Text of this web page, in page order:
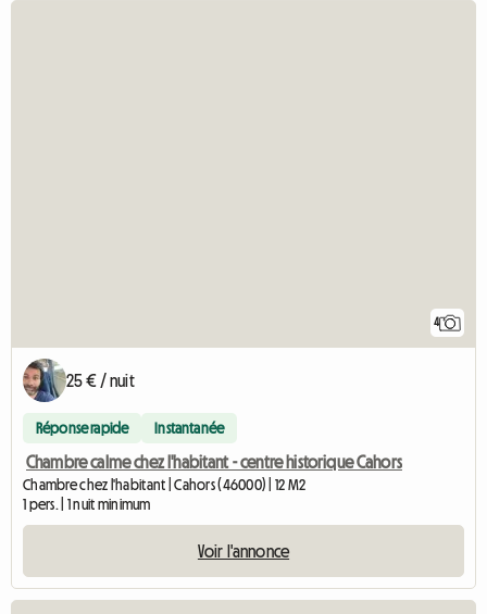
4
25 € / nuit
Réponse rapide Instantanée
Chambre calme chez l'habitant - centre historique Cahors
Chambre chez l'habitant | Cahors (46000) | 12 M2
1 pers. | 1 nuit minimum
Voir l'annonce